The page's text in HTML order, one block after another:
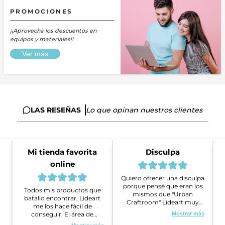
PROMOCIONES
¡¡Aprovecha los descuentos en
equipos y materiales!!
Ver más
LAS RESEÑAS Lo que opinan nuestros clientes
Mi tienda favorita
online
Todos mis productos que
batallo encontrar, Lideart
me los hace fácil de
conseguir. El área de
ventas es super amable y
Disculpa
Quiero ofrecer una disculpa
porque pensé que eran los
mismos que "Urban
Craftroom" Lideart muy
amables me ayudaron a
gestionar un problema que
Mostrar más